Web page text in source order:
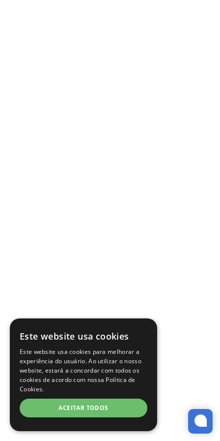
Este website usa cookies
Este website usa cookies para melhorar a
experiência do usuário. Ao utilizar o nosso
website, estará a concordar com todos os
cookies de acordo com nossa Política de
Cookies.
ACEITAR TODOS